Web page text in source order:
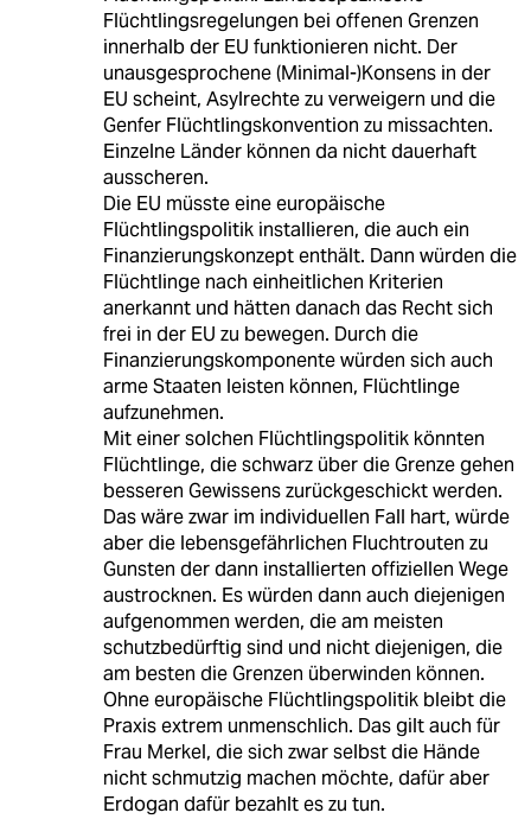
Flüchtlingsregelungen bei offenen Grenzen
innerhalb der EU funktionieren nicht. Der
unausgesprochene (Minimal-)Konsens in der
EU scheint, Asylrechte zu verweigern und die
Genfer Flüchtlingskonvention zu missachten.
Einzelne Länder können da nicht dauerhaft
ausscheren.
Die EU müsste eine europäische
Flüchtlingspolitik installieren, die auch ein
Finanzierungskonzept enthält. Dann würden die
Flüchtlinge nach einheitlichen Kriterien
anerkannt und hätten danach das Recht sich
frei in der EU zu bewegen. Durch die
Finanzierungskomponente würden sich auch
arme Staaten leisten können, Flüchtlinge
aufzunehmen.
Mit einer solchen Flüchtlingspolitik könnten
Flüchtlinge, die schwarz über die Grenze gehen
besseren Gewissens zurückgeschickt werden.
Das wäre zwar im individuellen Fall hart, würde
aber die lebensgefährlichen Fluchtrouten zu
Gunsten der dann installierten offiziellen Wege
austrocknen. Es würden dann auch diejenigen
aufgenommen werden, die am meisten
schutzbedürftig sind und nicht diejenigen, die
am besten die Grenzen überwinden können.
Ohne europäische Flüchtlingspolitik bleibt die
Praxis extrem unmenschlich. Das gilt auch für
Frau Merkel, die sich zwar selbst die Hände
nicht schmutzig machen möchte, dafür aber
Erdogan dafür bezahlt es zu tun.